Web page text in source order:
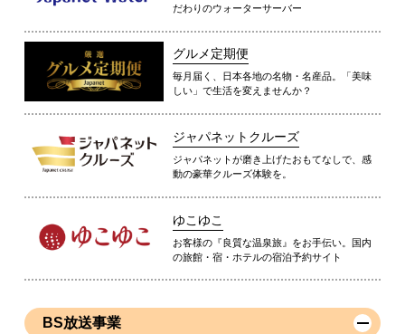
だわりのウォーターサーバー
グルメ定期便
毎月届く、日本各地の名物・名産品。「美味
しい」で生活を変えませんか？
ジャパネットクルーズ
ジャパネットが磨き上げたおもてなしで、感
動の豪華クルーズ体験を。
ゆこゆこ
お客様の『良質な温泉旅』をお手伝い。国内
の旅館・宿・ホテルの宿泊予約サイト
BS放送事業